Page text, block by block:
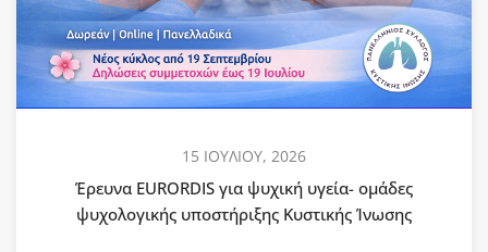
15 ΙΟΥΛΙΟΥ, 2026
Έρευνα EURORDIS για ψυχική υγεία- ομάδες
ψυχολογικής υποστήριξης Κυστικής Ίνωσης